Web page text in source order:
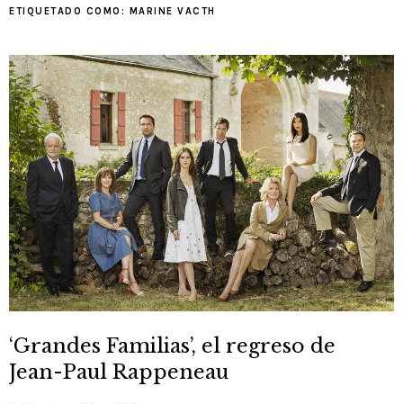
ETIQUETADO COMO: MARINE VACTH
‘Grandes Familias’, el regreso de
Jean-Paul Rappeneau